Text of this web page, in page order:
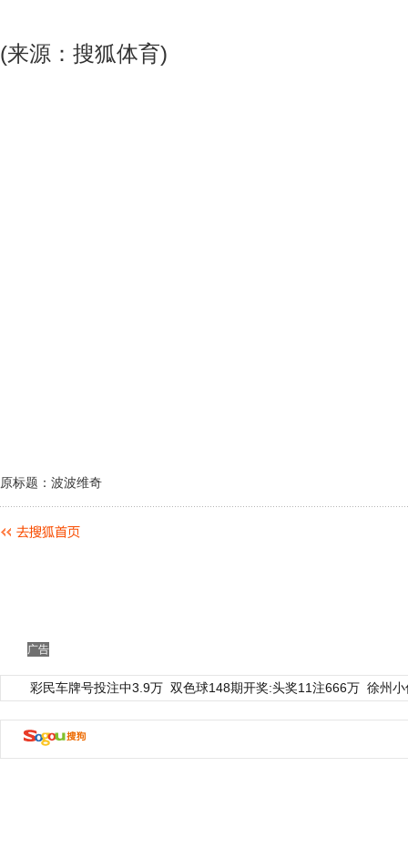
(来源：搜狐体育)
原标题：波波维奇
广告
彩民车牌号投注中3.9万 双色球148期开奖:头奖11注666万 徐州